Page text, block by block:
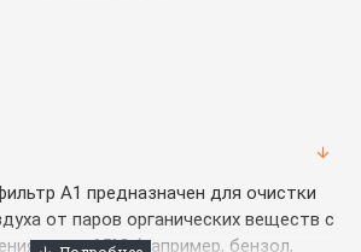
А1 предназначен для очистки
от паров органических веществ с
выше 65°С (например, бензол,